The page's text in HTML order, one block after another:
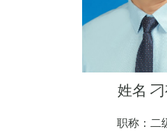
姓名
职称：二